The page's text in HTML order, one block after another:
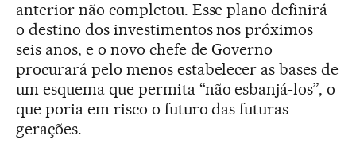
anterior não completou. Esse plano definirá
o destino dos investimentos nos próximos
seis anos, e o novo chefe de Governo
procurará pelo menos estabelecer as bases de
um esquema que permita “não esbanjá-los”, o
que poria em risco o futuro das futuras
gerações.